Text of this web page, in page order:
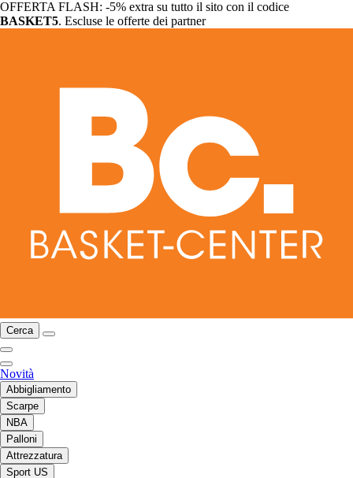
OFFERTA FLASH: -5% extra su tutto il sito con il codice
BASKET5. Escluse le offerte dei partner
Cerca
Novità
Abbigliamento
Scarpe
NBA
Palloni
Attrezzatura
Sport US